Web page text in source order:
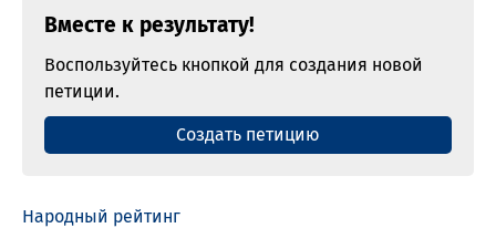
Вместе к результату!
Воспользуйтесь кнопкой для создания новой
петиции.
Создать петицию
Народный рейтинг